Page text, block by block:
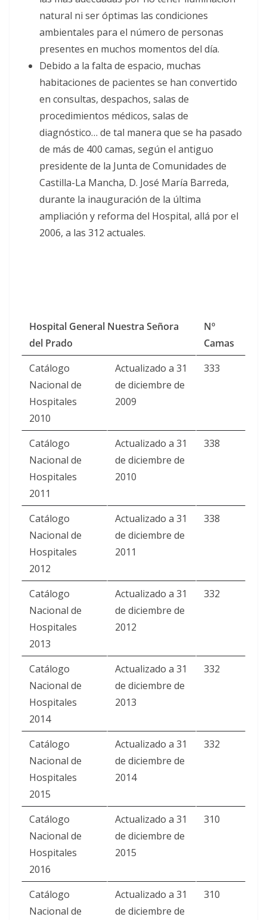
natural ni ser óptimas las condiciones
ambientales para el número de personas
presentes en muchos momentos del día.
Debido a la falta de espacio, muchas
habitaciones de pacientes se han convertido
en consultas, despachos, salas de
procedimientos médicos, salas de
diagnóstico… de tal manera que se ha pasado
de más de 400 camas, según el antiguo
presidente de la Junta de Comunidades de
Castilla-La Mancha, D. José María Barreda,
durante la inauguración de la última
ampliación y reforma del Hospital, allá por el
2006, a las 312 actuales.
Hospital General Nuestra Señora
del Prado
Nº
Camas
Catálogo
Nacional de
Hospitales
2010
Actualizado a 31
de diciembre de
2009
333
Catálogo
Nacional de
Hospitales
2011
Actualizado a 31
de diciembre de
2010
338
Catálogo
Nacional de
Hospitales
2012
Actualizado a 31
de diciembre de
2011
338
Catálogo
Nacional de
Hospitales
2013
Actualizado a 31
de diciembre de
2012
332
Catálogo
Nacional de
Hospitales
2014
Actualizado a 31
de diciembre de
2013
332
Catálogo
Nacional de
Hospitales
2015
Actualizado a 31
de diciembre de
2014
332
Catálogo
Nacional de
Hospitales
2016
Actualizado a 31
de diciembre de
2015
310
Catálogo
Nacional de
Actualizado a 31
de diciembre de
310